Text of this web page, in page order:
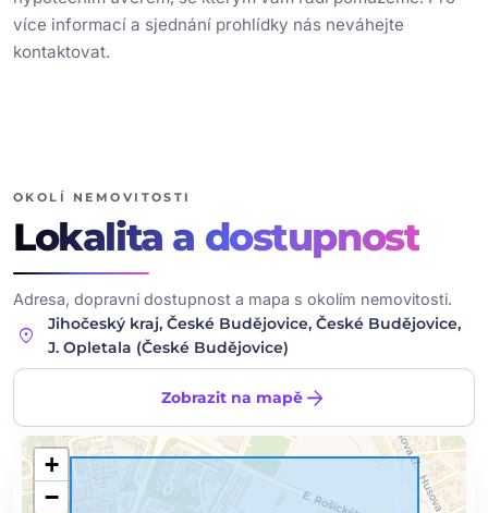
více informací a sjednání prohlídky nás neváhejte
kontaktovat.
OKOLÍ NEMOVITOSTI
Lokalita a dostupnost
Adresa, dopravní dostupnost a mapa s okolím nemovitosti.
location_on
Jihočeský kraj, České Budějovice, České Budějovice,
J. Opletala (České Budějovice)
Zobrazit na mapěarrow_forward
+
−